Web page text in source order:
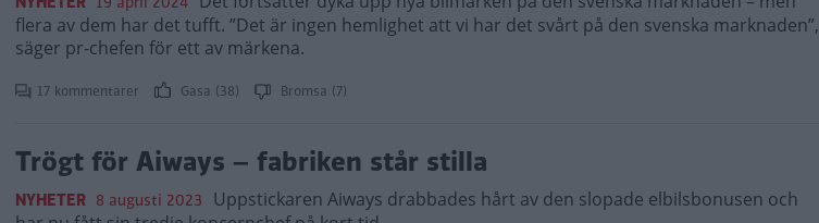
flera av dem har det tufft. ”Det är ingen hemlighet att vi har det svårt på den svenska marknaden”,
säger pr-chefen för ett av märkena.
17 kommentarer Gasa (38) Bromsa (7)
Trögt för Aiways – fabriken står stilla
NYHETER 8 augusti 2023 Uppstickaren Aiways drabbades hårt av den slopade elbilsbonusen och